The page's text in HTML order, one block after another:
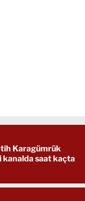
Karagümrük
kanalda saat kaçta